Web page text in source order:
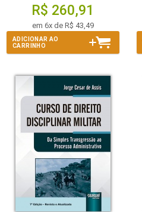
R$ 260,91
em 6x de R$ 43,49
ADICIONAR AO
CARRINHO